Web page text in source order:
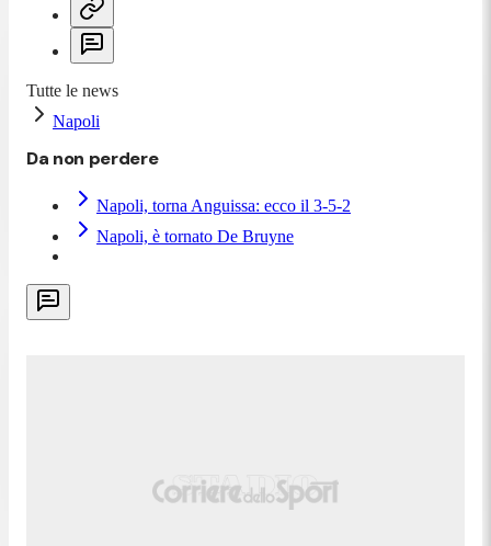
Tutte le news
Napoli
Da non perdere
Napoli, torna Anguissa: ecco il 3-5-2
Napoli, è tornato De Bruyne